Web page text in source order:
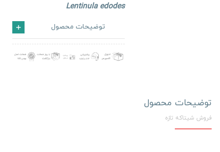
Lentinula edodes
توضیحات محصول
توضیحات محصول
فروش شیتاکه تازه